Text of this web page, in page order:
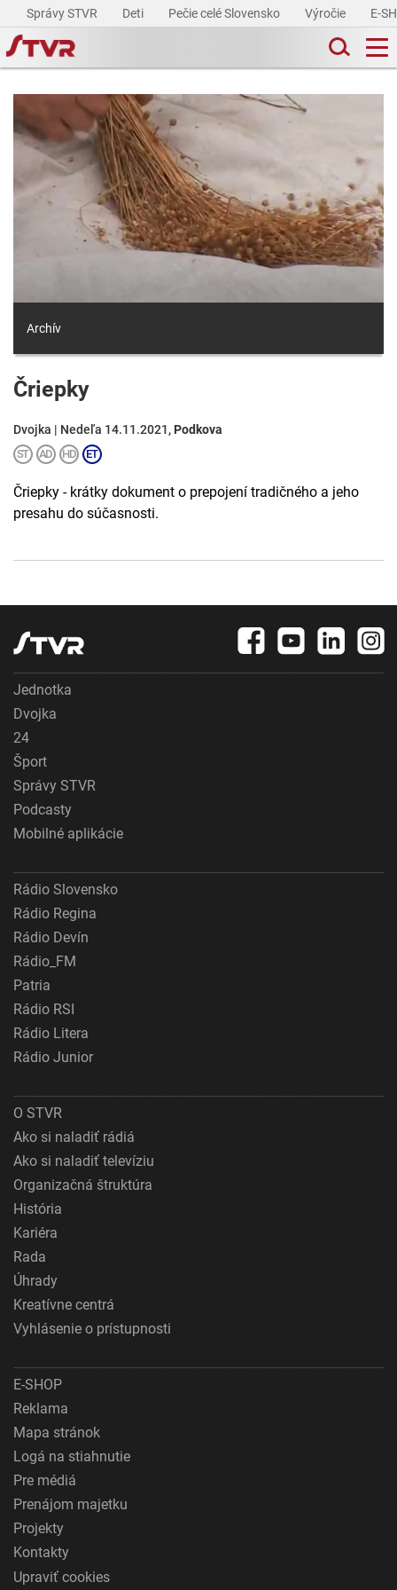
Správy STVR Deti Pečie celé Slovensko Výročie E-
Archív
Čriepky
Dvojka | Nedeľa 14.11.2021, Podkova
Čriepky - krátky dokument o prepojení tradičného a jeho
presahu do súčasnosti.
Jednotka
Dvojka
24
Šport
Správy STVR
Podcasty
Mobilné aplikácie
Rádio Slovensko
Rádio Regina
Rádio Devín
Rádio_FM
Patria
Rádio RSI
Rádio Litera
Rádio Junior
O STVR
Ako si naladiť rádiá
Ako si naladiť televíziu
Organizačná štruktúra
História
Kariéra
Rada
Úhrady
Kreatívne centrá
Vyhlásenie o prístupnosti
E-SHOP
Reklama
Mapa stránok
Logá na stiahnutie
Pre médiá
Prenájom majetku
Projekty
Kontakty
Upraviť cookies